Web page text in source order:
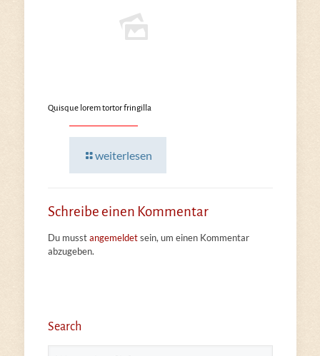
Quisque lorem tortor fringilla
weiterlesen
Schreibe einen Kommentar
Du musstangemeldetsein, um einen Kommentar
abzugeben.
Search